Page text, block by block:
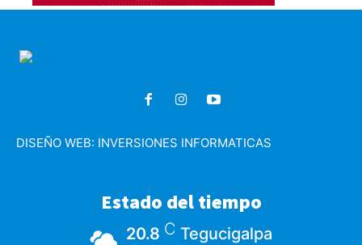
DISEÑO WEB: INVERSIONES INFORMATICAS
Estado del tiempo
20.8 C Tegucigalpa